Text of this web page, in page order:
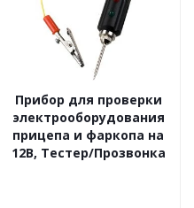
Прибор для проверки
электрооборудования
прицепа и фаркопа на
12В, Тестер/Прозвонка